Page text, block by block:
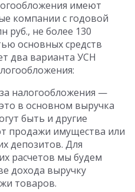
имеют
компании с годовой
руб., не более 130
основных средств
два варианта УСН
налогообложения —
в основном выручка
быть и другие
продажи имущества или
депозитов. Для
расчетов мы будем
дохода выручку
товаров.